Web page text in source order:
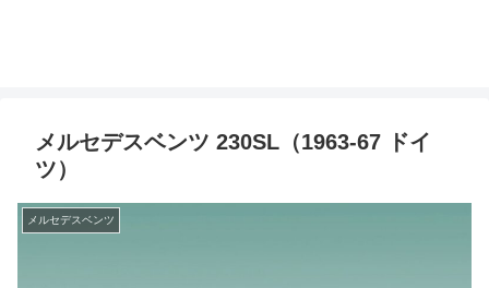
メルセデスベンツ 230SL（1963-67 ドイ
ツ）
メルセデスベンツ